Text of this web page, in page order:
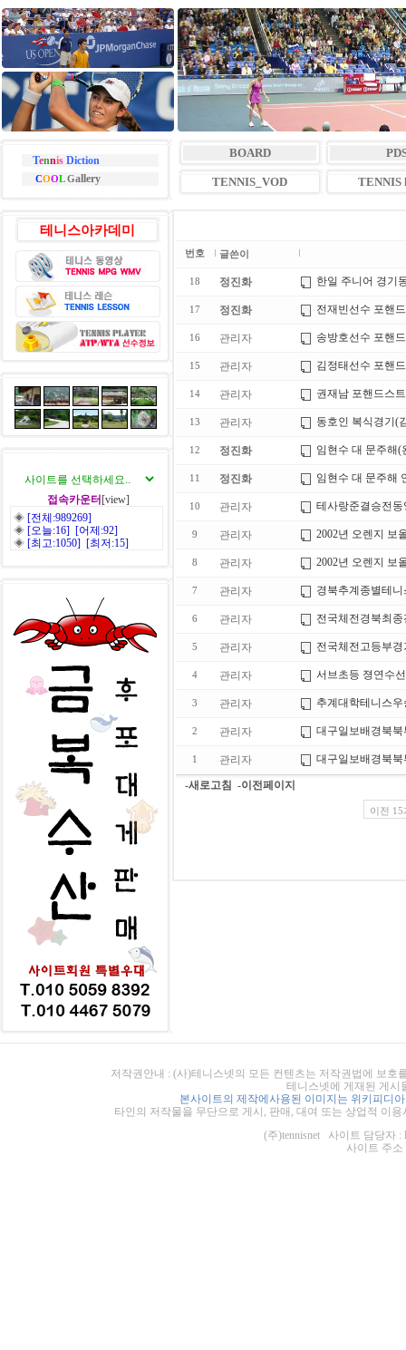
TennisDiction
COOLGallery
BOARD
TENNIS_VOD TENNIS
테니스아카데미
접속카운터 [view]
◈ [전체:989269]
◈ [오늘:16] [어제:92]
◈ [최고:1050] [최저:15]
번호 글쓴이
18 정진화 한일 주니어 경기
17 정진화 전재빈선수 포핸
16 관리자 송방호선수 포핸
15 관리자 김정태선수 포핸
14 관리자 권재남 포핸드스
13 관리자 동호인 복식경기(
12 정진화 임현수 대 문주해(
11 정진화 임현수 대 문주해
10 관리자 테사랑준결승전
9 관리자 2002년 오렌지 보
8 관리자 2002년 오렌지 보
7 관리자 경북추계종별테
6 관리자 전국체전경북최종
5 관리자 전국체전고등부
4 관리자 서브초등 졍연수
3 관리자 추계대학테니스
2 관리자 대구일보배경북
1 관리자 대구일보배경북
-새로고침 -이전페이지
이전 15
저작권안내 : (사)테니스넷의 모든 컨텐츠는 저작권법에 보
테니스넷에 게재된 게시
본사이트의 제작에사용된 이미지는 위키피디
타인의 저작물을 무단으로 게시, 판매, 대여 또는 상업적 이
(주)tennisnet 사이트 담당자 :
사이트 주